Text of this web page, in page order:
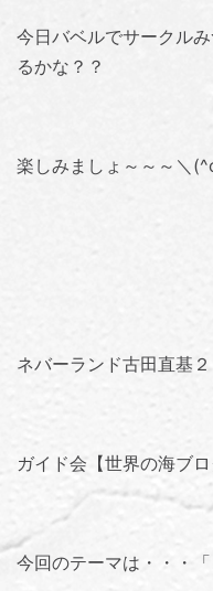
今日バベルでサークル
るかな？？
楽しみましょ～～～＼
ネバーランド古田直基
ガイド会【世界の海ブロ
今回のテーマは・・・「